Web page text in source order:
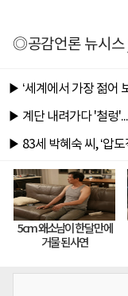
◎공감언론 뉴시스